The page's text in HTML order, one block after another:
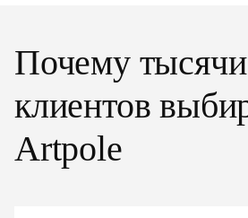
Почему тысячи
клиентов
Artpole